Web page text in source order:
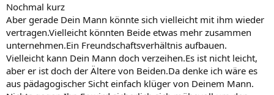
Nochmal kurz
Aber gerade Dein Mann könnte sich vielleicht mit ihm wieder
vertragen.Vielleicht könnten Beide etwas mehr zusammen
unternehmen.Ein Freundschaftsverhältnis aufbauen.
Vielleicht kann Dein Mann doch verzeihen.Es ist nicht leicht,
aber er ist doch der Ältere von Beiden.Da denke ich wäre es
aus pädagogischer Sicht einfach klüger von Deinem Mann.